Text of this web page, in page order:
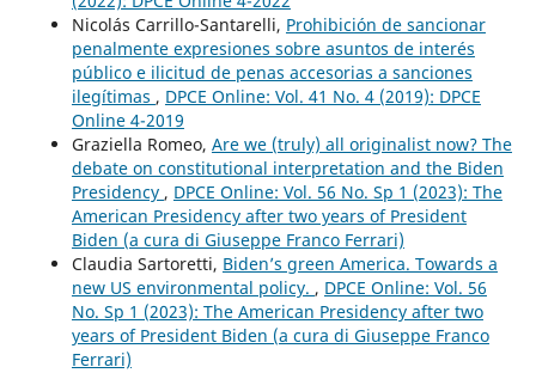
Nicolás Carrillo-Santarelli, Prohibición de sancionar
penalmente expresiones sobre asuntos de interés
público e ilicitud de penas accesorias a sanciones
ilegítimas , DPCE Online: Vol. 41 No. 4 (2019): DPCE
Online 4-2019
Graziella Romeo, Are we (truly) all originalist now? The
debate on constitutional interpretation and the Biden
Presidency , DPCE Online: Vol. 56 No. Sp 1 (2023): The
American Presidency after two years of President
Biden (a cura di Giuseppe Franco Ferrari)
Claudia Sartoretti, Biden’s green America. Towards a
new US environmental policy. , DPCE Online: Vol. 56
No. Sp 1 (2023): The American Presidency after two
years of President Biden (a cura di Giuseppe Franco
Ferrari)